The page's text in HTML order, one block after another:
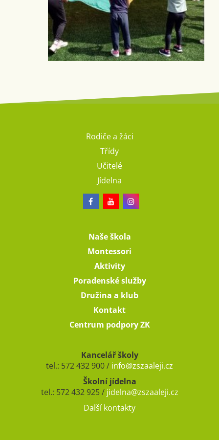
Rodiče a žáci
Třídy
Učitelé
Jídelna
Naše škola
Montessori
Aktivity
Poradenské služby
Družina a klub
Kontakt
Centrum podpory ZK
Kancelář školy
tel.: 572 432 900 / info@zszaaleji.cz
Školní jídelna
tel.: 572 432 925 / jidelna@zszaaleji.cz
Další kontakty